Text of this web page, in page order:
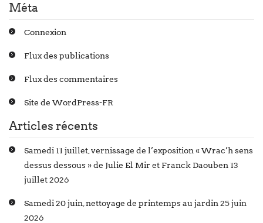
Méta
Connexion
Flux des publications
Flux des commentaires
Site de WordPress-FR
Articles récents
Samedi 11 juillet, vernissage de l’exposition « Wrac’h sens
dessus dessous » de Julie El Mir et Franck Daouben 13
juillet 2026
Samedi 20 juin, nettoyage de printemps au jardin 25 juin
2026